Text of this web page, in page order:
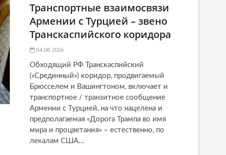
Транспортные взаимосвязи
Армении с Турцией – звено
Транскаспийского коридора
04.08.2026
Обходящий РФ Транскаспийский
(«Срединный») коридор, продвигаемый
Брюсселем и Вашингтоном, включает и
транспортное / транзитное сообщение
Армении с Турцией, на что нацелена и
предполагаемая «Дорога Трампа во имя
мира и процветания» – естественно, по
лекалам США...